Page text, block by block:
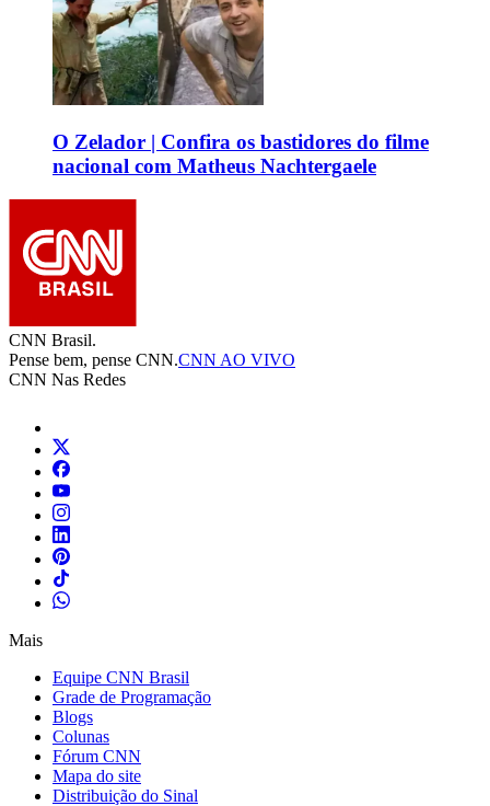
O Zelador | Confira os bastidores do filme
nacional com Matheus Nachtergaele
CNN Brasil.
Pense bem, pense CNN.CNN AO VIVO
CNN Nas Redes
Mais
Equipe CNN Brasil
Grade de Programação
Blogs
Colunas
Fórum CNN
Mapa do site
Distribuição do Sinal